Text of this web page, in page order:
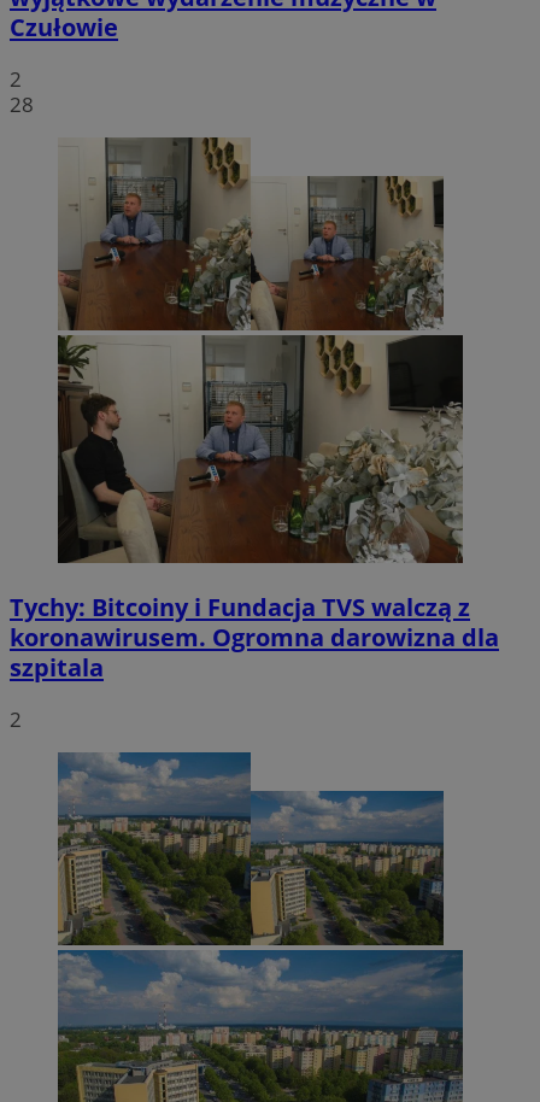
Czułowie
2
28
Tychy: Bitcoiny i Fundacja TVS walczą z
koronawirusem. Ogromna darowizna dla
szpitala
2